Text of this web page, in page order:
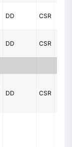
DD CSR
DD CSR
DD CSR